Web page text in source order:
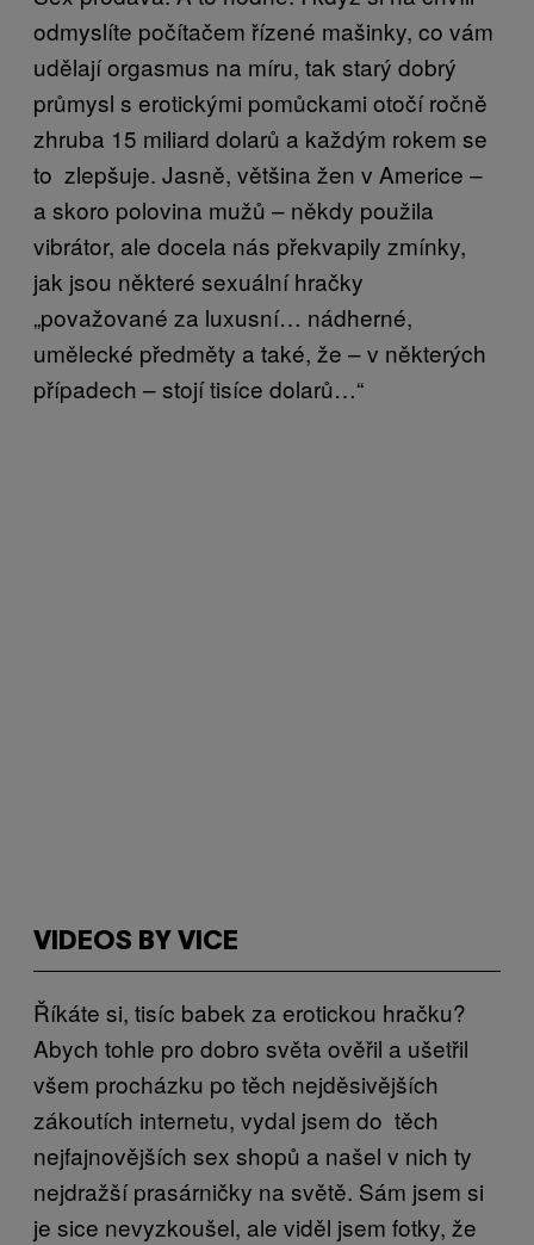
odmyslíte počítačem řízené mašinky, co vám
udělají orgasmus na míru, tak starý dobrý
průmysl s erotickými pomůckami otočí ročně
zhruba 15 miliard dolarů a každým rokem se
to zlepšuje. Jasně, většina žen v Americe –
a skoro polovina mužů – někdy použila
vibrátor, ale docela nás překvapily zmínky,
jak jsou některé sexuální hračky
„považované za luxusní… nádherné,
umělecké předměty a také, že – v některých
případech – stojí tisíce dolarů…“
VIDEOS BY VICE
Říkáte si, tisíc babek za erotickou hračku?
Abych tohle pro dobro světa ověřil a ušetřil
všem procházku po těch nejděsivějších
zákoutích internetu, vydal jsem do těch
nejfajnovějších sex shopů a našel v nich ty
nejdražší prasárničky na světě. Sám jsem si
je sice nevyzkoušel, ale viděl jsem fotky, že